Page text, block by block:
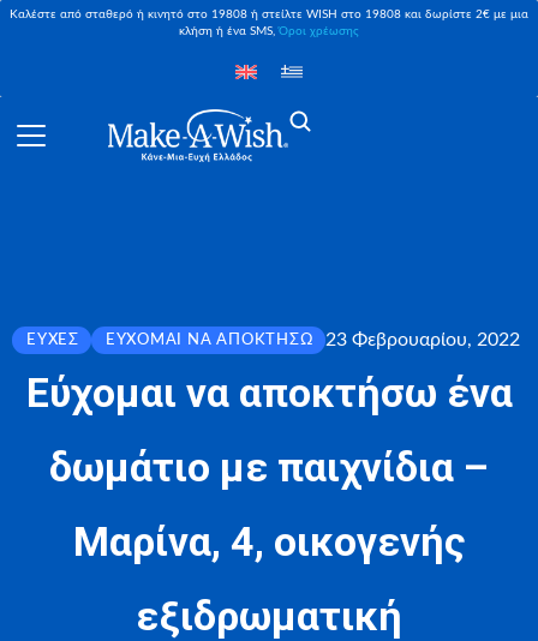
Καλέστε από σταθερό ή κινητό στο 19808 ή στείλτε WISH στο 19808 και δωρίστε 2€ με μια
κλήση ή ένα SMS,Όροι χρέωσης
ΕΥΧΈΣ ΕΎΧΟΜΑΙ ΝΑ ΑΠΟΚΤΉΣΩ 23 Φεβρουαρίου, 2022
Εύχομαι να αποκτήσω ένα
δωμάτιο με παιχνίδια –
Μαρίνα, 4, οικογενής
εξιδρωματική